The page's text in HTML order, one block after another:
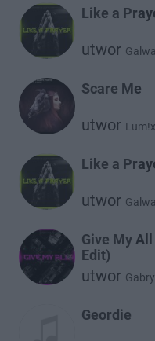
Like a
utwor
Scare Me
utwor Lum!x
Like a
utwor
Give My
Edit)
utwor
Geordie